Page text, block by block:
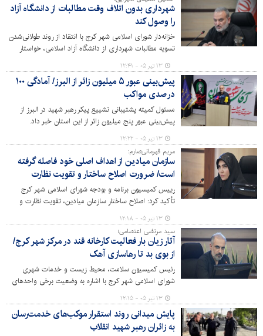
شهرداری بدون اتلاف وقت مطالبات از دانشگاه آزاد
را وصول کند
خزانه‌دار شورای اسلامی شهر کرج با انتقاد از روند طولانی‌شدن
تسویه مطالبات شهرداری از دانشگاه آزاد اسلامی، خواستار
پیگیری جدی و اقدام قانونی برای بازپس‌گیری حقوق
بیت‌المال و هزینه‌های صرف‌شده شد.
۱۳ تیر ۰۵ - ۱۲:۴۱
پیش‌بینی عبور ۵ میلیون زائر از البرز/ آمادگی ۱۰۰
درصدی مواکب
مسئول کمیته پشتیبانی تشییع پیکر رهبر شهید در البرز از
پیش‌بینی عبور پنج میلیون زائر از این استان خبر داد.
۱۳ تیر ۰۵ - ۱۲:۲۲
مریم قهرمانی‌صارم:
سازمان میادین از اهداف اصلی خود فاصله گرفته
است/ ضرورت اصلاح ساختار و تقویت نظارت
رییس کمیسیون برنامه و بودجه شورای اسلامی شهر کرج
تأکید کرد: اصلاح ساختار سازمان میادین، تقویت نظارت و
ارتقای کیفیت خدمات، ضرورتی اجتناب‌ناپذیر برای تأمین
رضایت شهروندان است.
۱۳ تیر ۰۵ - ۱۲:۱۸
سید مرتضی اعتصامی؛
آثار زیان بار فعالیت کارخانه قند در مرکز شهر کرج/
از بوی بد تا رهاسازی آهک
رئیس کمیسیون سلامت، محیط زیست و خدمات شهری
شورای اسلامی شهر کرج با اشاره به وضعیت برخی واحدهای
صنعتی مستقر در داخل شهر گفت: تعدادی از صنایع بزرگ و
قدیمی کرج با وجود ابلاغ‌های قانونی همچنان در محدوده
شهری فعال هستند و این موضوع می‌تواند به یک چالش
جدی زیست‌محیطی تبدیل شود.
۱۳ تیر ۰۵ - ۱۲:۱۵
پایش میدانی روند استقرار موکب‌های خدمت‌رسان
به زائران رهبر شهید انقلاب